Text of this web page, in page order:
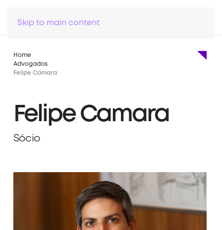
Skip to main content
Home
Advogados
Felipe Camara
Felipe Camara
Sócio